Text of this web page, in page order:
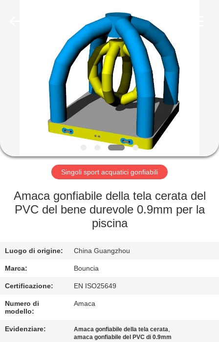
PRODOTTI
CIRCA
NOI
GIRO
DELLA
CONTROLLO
DI
QUALITÀ
CONTATTICI
Singoli sport acquatici gonfiabili
Amaca gonfiabile della tela cerata del
PVC del bene durevole 0.9mm per la
piscina
Luogo di origine: China Guangzhou
Marca: Bouncia
Certificazione: EN ISO25649
Numero di
modello:
Amaca
Evidenziare: Amaca gonfiabile della tela cerata,
amaca gonfiabile del PVC di 0.9mm